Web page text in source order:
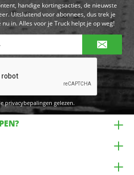
handige kortingsacties, de nieuwste
Uitsluitend voor abonnees, dus trek je
in. Alles voor je Truck helpt je op weg!
privacybepalingen gelezen.